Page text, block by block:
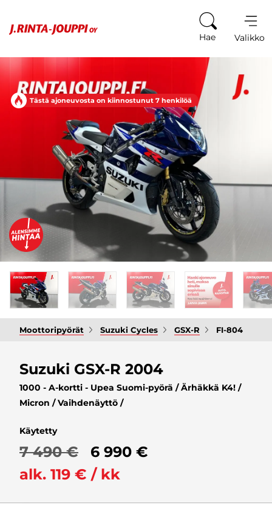
Hae Valikko
Tästä ajoneuvosta on kiinnostunut 7 henkilöä
Moottoripyörät Suzuki Cycles GSX-R FI-804
Suzuki GSX-R 2004
1000 - A-kortti - Upea Suomi-pyörä / Ärhäkkä K4! /
Micron / Vaihdenäyttö /
Käytetty
7 490 €
6 990 €
alk. 119 € / kk